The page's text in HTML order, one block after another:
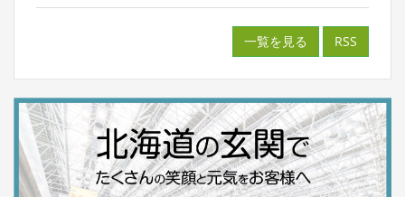
一覧を見る RSS